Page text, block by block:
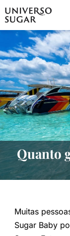
Quanto
Muitas
Sugar Baby